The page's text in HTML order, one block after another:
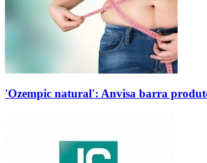
'Ozempic natural': Anvisa barra